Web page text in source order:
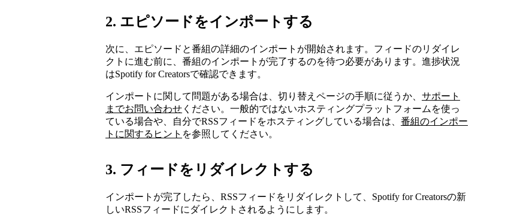
2. エピソードをインポートする
次に、エピソードと番組の詳細のインポートが開始されます。フィードのリダイレ
クトに進む前に、番組のインポートが完了するのを待つ必要があります。進捗状況
はSpotify for Creatorsで確認できます。
インポートに関して問題がある場合は、切り替えページの手順に従うか、 サポート
までお問い合わせ ください。一般的ではないホスティングプラットフォームを使っ
ている場合や、自分でRSSフィードをホスティングしている場合は、 番組のインポー
トに関するヒント を参照してください。
3. フィードをリダイレクトする
インポートが完了したら、RSSフィードをリダイレクトして、Spotify for Creatorsの新
しいRSSフィードにダイレクトされるようにします。